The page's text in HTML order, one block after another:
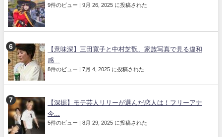
9件のビュー | 9月 26, 2025 に投稿された
【意味深】三田寛子と中村芝翫、家族写真で見る違和
感...
8件のビュー | 7月 4, 2025 に投稿された
【深掘】モテ芸人リリーが選んだ恋人は！フリーアナ
今...
5件のビュー | 8月 29, 2025 に投稿された